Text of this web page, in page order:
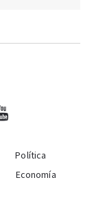
Política
Economía